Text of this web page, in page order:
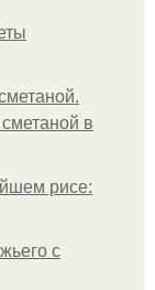
в
рисе:
с